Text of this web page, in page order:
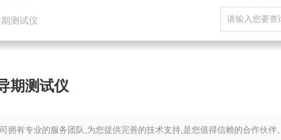
测试仪
期测试仪
有专业的服务团队,为您提供完善的技术支持,是您值得信赖的合作伙伴。